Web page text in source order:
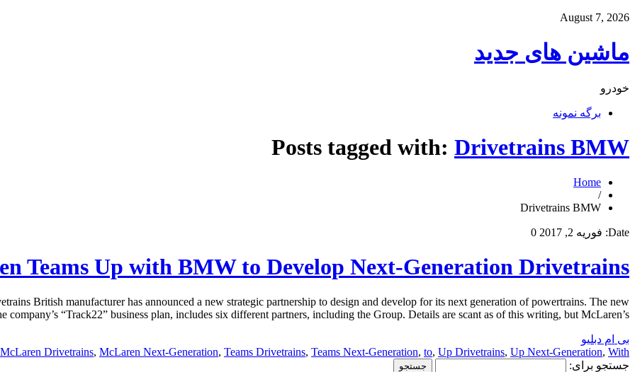
August 7, 2026
ماشین های جدید
خودرو
برگه نمونه
Posts tagged with: Drivetrains BMW
Home
/
Drivetrains BMW
Date: فوریه 2, 2017 0
Teams Up with BMW to Develop Next-Generation Drivetrains
British manufacturer has announced a new strategic partnership to design and develop for its next generation of powertrains. The new
company’s “Track22” business plan, includes six different partners, including the Group. Details are scant as of this writing, but McLaren’s […]
بی ام دبلیو
McLaren Drivetrains, McLaren Next-Generation, Teams Drivetrains, Teams Next-Generation, to, Up Drivetrains, Up Next-Generation, With
جستجو برای: